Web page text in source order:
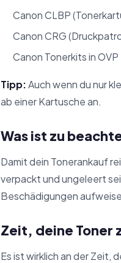
Canon CLBP
Canon CRG
Canon Tonerkits in OVP
Tipp:Auch wenn du nur
ab einer Kartusche an.
Was ist zu
Damit dein Tonerankauf
verpackt und ungeleert
Beschädigungen
Zeit, deine Toner
Es ist wirklich an der Zeit,